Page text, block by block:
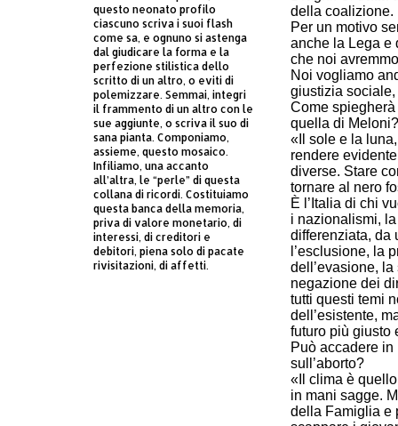
della coalizione.
Per un motivo
anche la Lega e
che noi
Noi vogliamo
giustizia
Come
quella di
«Il sole e la
rendere
diverse. Stare
tornare al nero
È l’Italia di chi
i nazionalismi,
differenziata, da
l’esclusione, la
dell’evasione,
negazione dei
tutti questi temi
dell’esistente,
futuro più giusto
Può accadere
sull’aborto?
«Il clima è
in mani sagge.
della Famiglia e
questo neonato profilo
ciascuno scriva i suoi flash
come sa, e ognuno si astenga
dal giudicare la forma e la
perfezione stilistica dello
scritto di un altro, o eviti di
polemizzare. Semmai, integri
il frammento di un altro con le
sue aggiunte, o scriva il suo di
sana pianta. Componiamo,
assieme, questo mosaico.
Infiliamo, una accanto
all’altra, le “perle” di questa
collana di ricordi. Costituiamo
questa banca della memoria,
priva di valore monetario, di
interessi, di creditori e
debitori, piena solo di pacate
rivisitazioni, di affetti.